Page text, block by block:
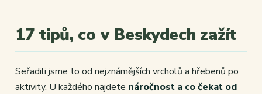
17 tipů, co v Beskydech zažít
Seřadili jsme to od nejznámějších vrcholů a hřebenů po
aktivity. U každého najdete náročnost a co čekat od